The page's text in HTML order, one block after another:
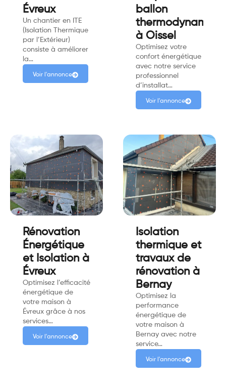
Évreux
Un chantier en ITE
(Isolation Thermique
par l’Extérieur)
consiste à améliorer
la…
Voir l'annonce
ballon
à Oissel
Optimisez votre
confort énergétique
avec notre service
professionnel
d’installat…
Voir l'annonce
Rénovation
Énergétique
et Isolation à
Évreux
Optimisez l’efficacité
énergétique de
votre maison à
Évreux grâce à nos
services…
Voir l'annonce
Isolation
thermique et
travaux de
rénovation à
Bernay
Optimisez la
performance
énergétique de
votre maison à
Bernay avec notre
service…
Voir l'annonce